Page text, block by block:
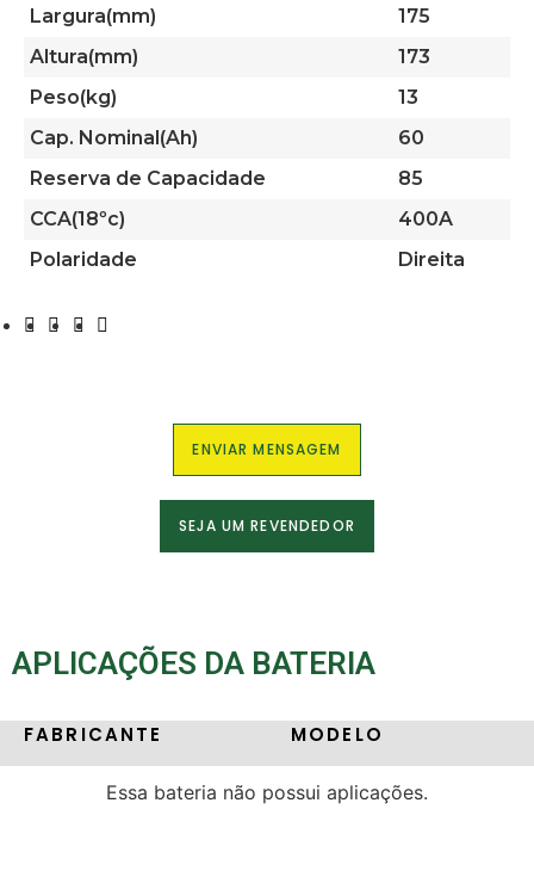
Largura(mm)
175
Altura(mm)
173
Peso(kg)
13
Cap. Nominal(Ah)
60
Reserva de Capacidade
85
CCA(18ºc)
400A
Polaridade
Direita
ENVIAR MENSAGEM
SEJA UM REVENDEDOR
APLICAÇÕES DA BATERIA
FABRICANTE MODELO
Essa bateria não possui aplicações.